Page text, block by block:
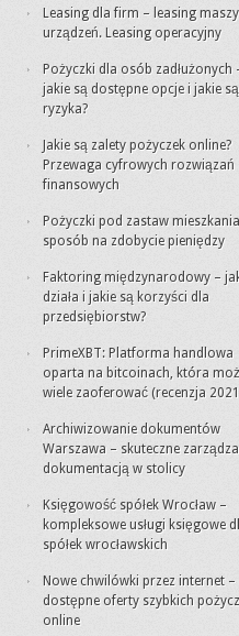
Leasing dla firm – leasing
urządzeń. Leasing operacyjny
Pożyczki dla osób zadłużonych
jakie są dostępne opcje i jakie są
ryzyka?
Jakie są zalety pożyczek online?
Przewaga cyfrowych rozwiązań
finansowych
Pożyczki pod zastaw
sposób na zdobycie pieniędzy
Faktoring międzynarodowy –
działa i jakie są korzyści dla
przedsiębiorstw?
PrimeXBT: Platforma handlowa
oparta na bitcoinach, która
wiele zaoferować (recenzja
Archiwizowanie dokumentów
Warszawa – skuteczne
dokumentacją w stolicy
Księgowość spółek Wrocław –
kompleksowe usługi księgowe
spółek wrocławskich
Nowe chwilówki przez internet –
dostępne oferty szybkich
online